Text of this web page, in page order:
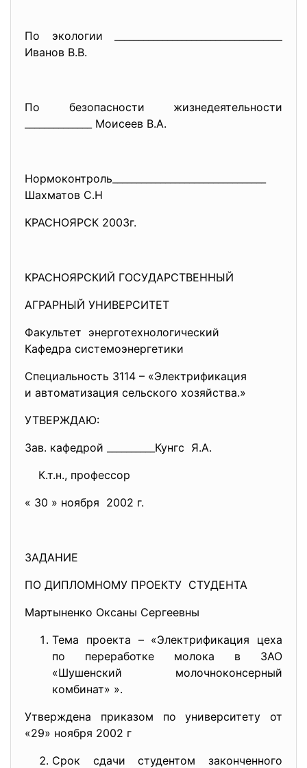
По экологии ______________________________
Иванов В.В.
По безопасности жизнедеятельности
______________ Моисеев В.А.
Нормоконтроль_________________
Шахматов С.Н
КРАСНОЯРСК 2003г.
КРАСНОЯРСКИЙ ГОСУДАРСТВЕННЫЙ
АГРАРНЫЙ УНИВЕРСИТЕТ
Факультет энерготехнологический
Кафедра системоэнергетики
Специальность 3114 – «Электрификация
и автоматизация сельского хозяйства.»
УТВЕРЖДАЮ:
Зав. кафедрой __________Кунгс Я.А.
К.т.н., профессор
« 30 » ноября 2002 г.
ЗАДАНИЕ
ПО ДИПЛОМНОМУ ПРОЕКТУ СТУДЕНТА
Мартыненко Оксаны Сергеевны
Тема проекта – «Электрификация цеха
по переработке молока в ЗАО
«Шушенский молочноконсерный
комбинат» ».
Утверждена приказом по университету от
«29» ноября 2002 г
Срок сдачи студентом законченного